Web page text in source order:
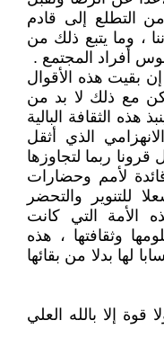
التطلع إلى قادم
، وما يتبع ذلك من
أفراد المجتمع .
إن بقيت هذه الأقوال
مع ذلك لا بد من
هذه الثقافة البالية
الذي أثقل
ربما لتجاوزها
لأمم وحضارات
للتنوير والتحضر
الأمة التي كانت
وثقافتها ، هذه
لها بدلا من بقائها
إلا بالله العلي